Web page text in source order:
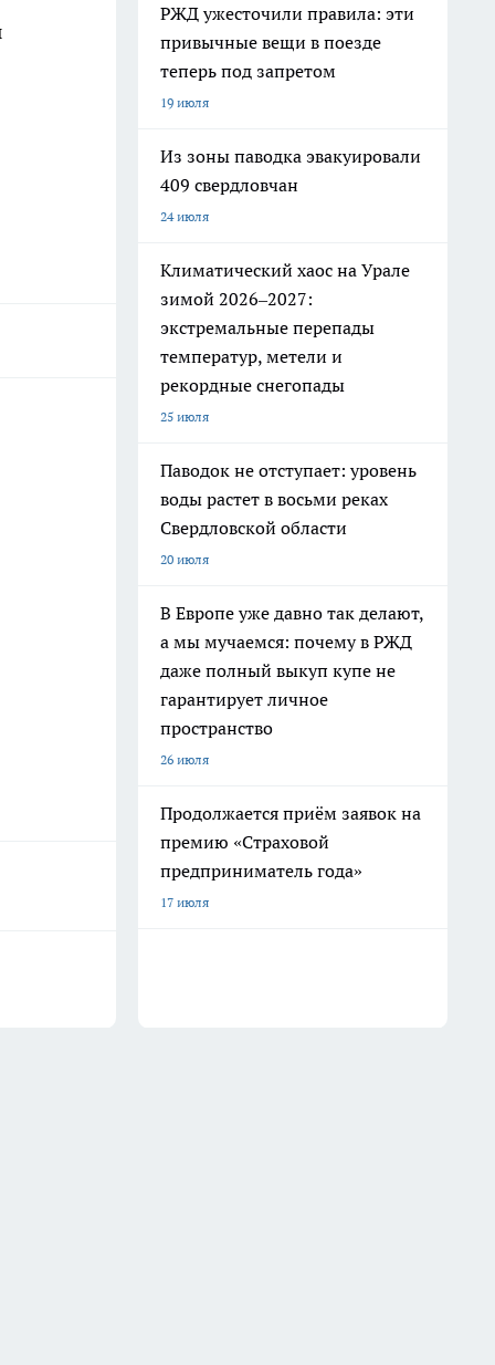
РЖД ужесточили правила: эти
привычные вещи в поезде
теперь под запретом
19 июля
Из зоны паводка эвакуировали
409 свердловчан
24 июля
Климатический хаос на Урале
зимой 2026–2027:
экстремальные перепады
температур, метели и
рекордные снегопады
25 июля
Паводок не отступает: уровень
воды растет в восьми реках
Свердловской области
20 июля
В Европе уже давно так делают,
а мы мучаемся: почему в РЖД
даже полный выкуп купе не
гарантирует личное
пространство
26 июля
Продолжается приём заявок на
премию «Страховой
предприниматель года»
17 июля